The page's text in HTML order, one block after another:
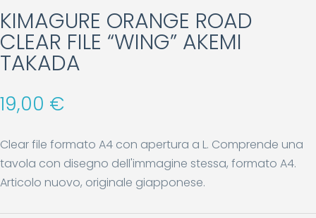
KIMAGURE ORANGE ROAD
CLEAR FILE “WING” AKEMI
TAKADA
19,00 €
Clear file formato A4 con apertura a L. Comprende una
tavola con disegno dell'immagine stessa, formato A4.
Articolo nuovo, originale giapponese.